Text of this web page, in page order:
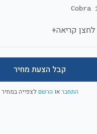
קריאה+
קבל הצעת מחיר
התחבראו הרשםלצפייה במחיר